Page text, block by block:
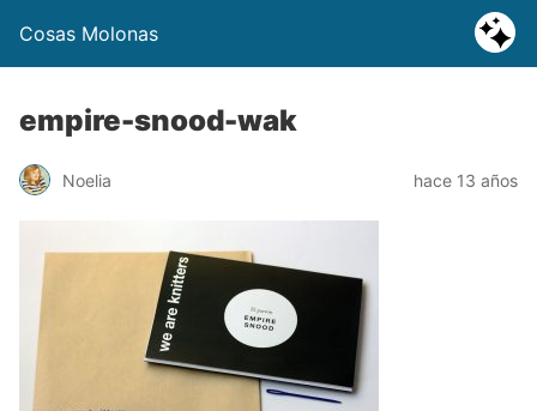
Cosas Molonas
empire-snood-wak
Noelia hace 13 años